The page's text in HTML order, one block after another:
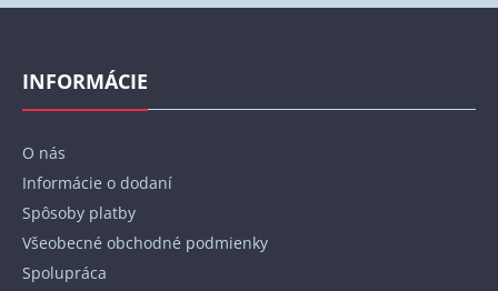
Z
INFORMÁCIE
O nás
Informácie o dodaní
Spôsoby platby
Všeobecné obchodné podmienky
Spolupráca